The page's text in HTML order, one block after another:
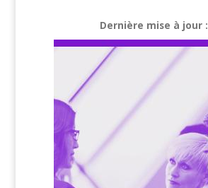
Dernière mise à jour :